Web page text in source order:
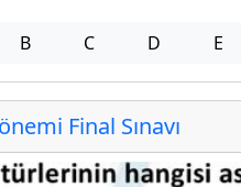
B C D E
Final Sınavı